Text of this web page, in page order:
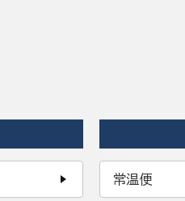
常温便